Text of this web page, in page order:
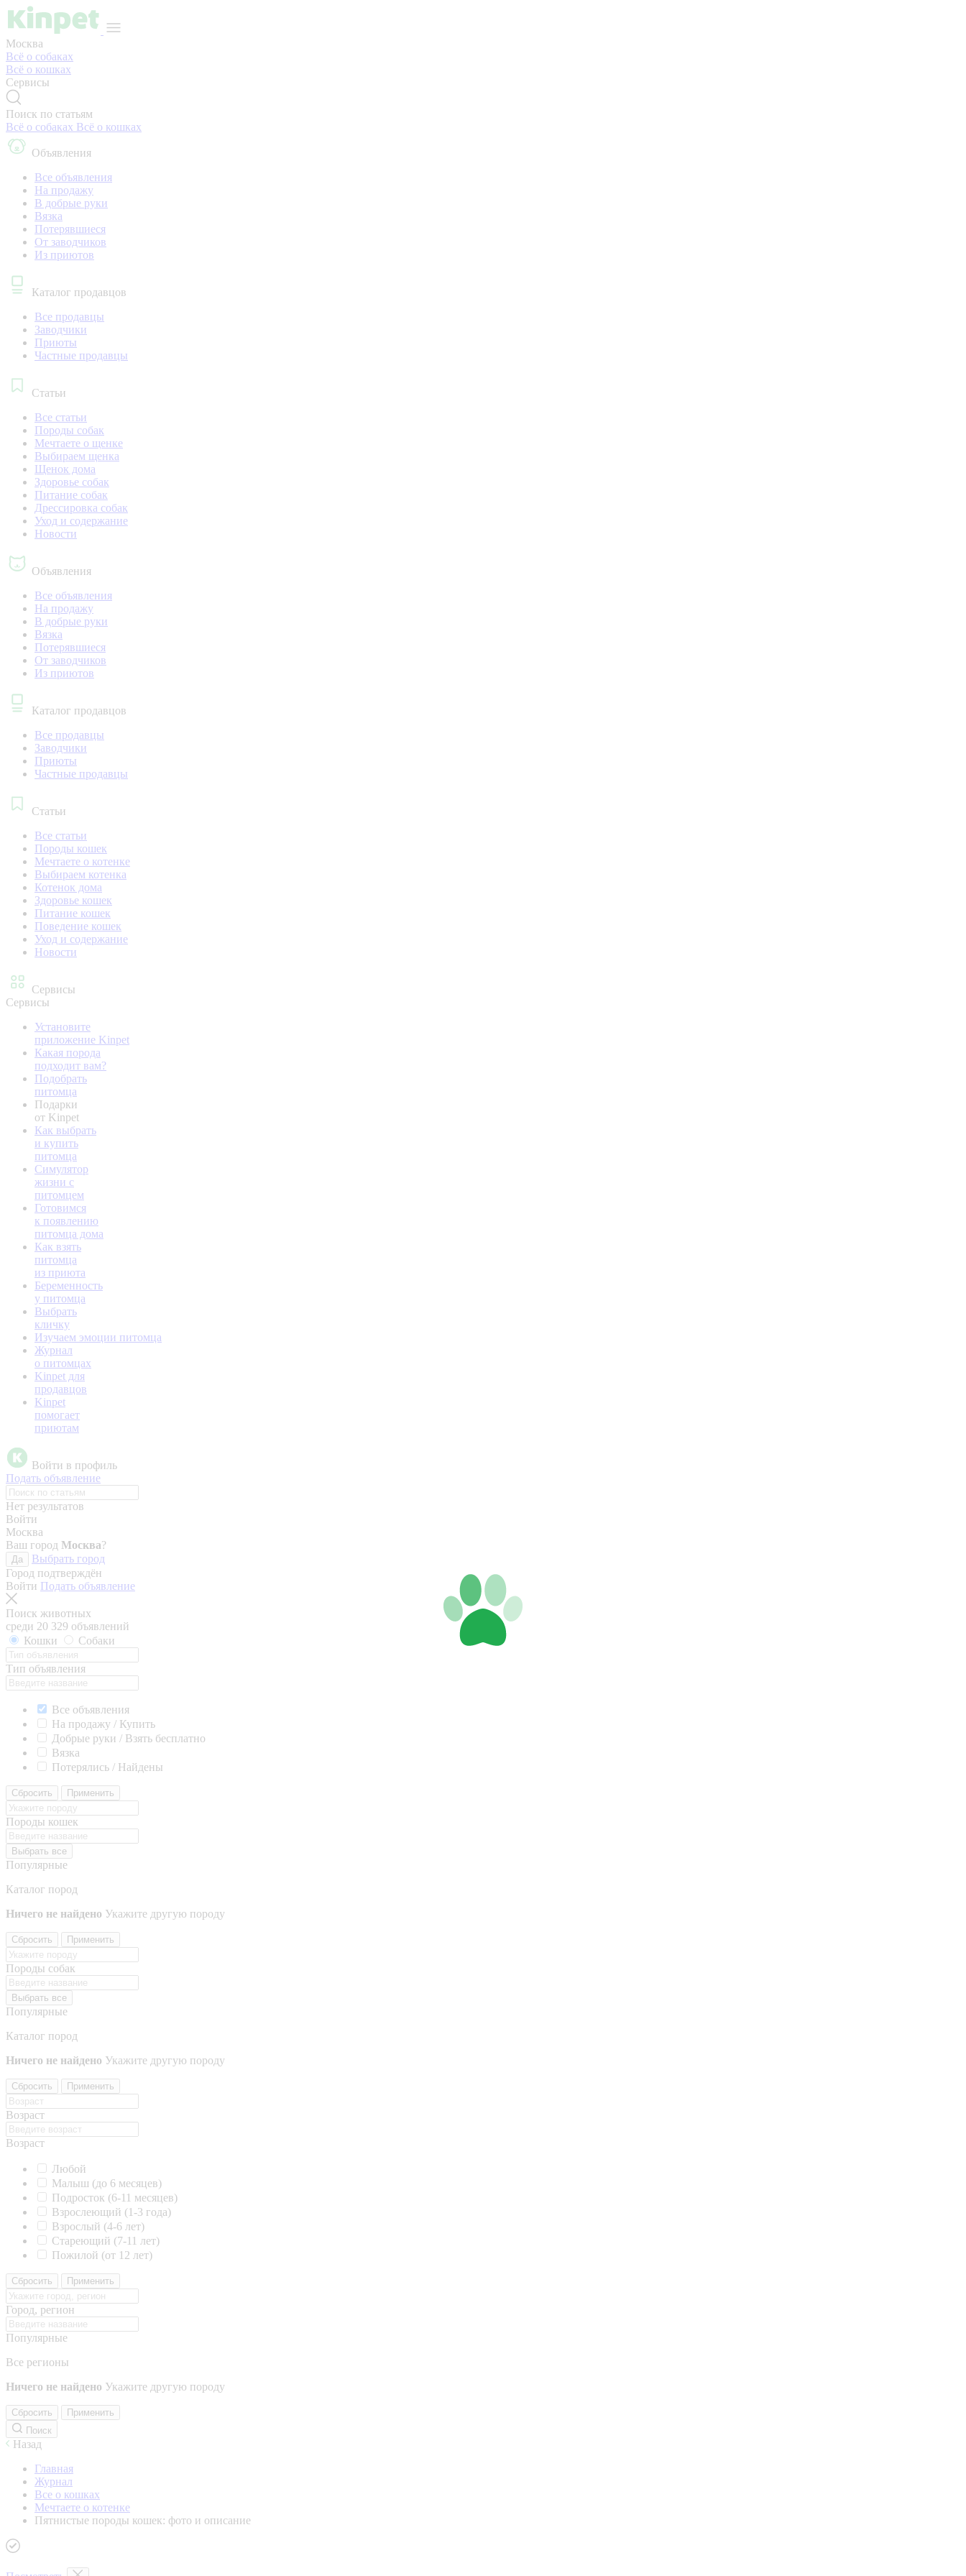
Москва
Всё о собаках
Всё о кошках
Сервисы
Поиск по статьям
Всё о собаках Всё о кошках
Объявления
Все объявления
На продажу
В добрые руки
Вязка
Потерявшиеся
От заводчиков
Из приютов
Каталог продавцов
Все продавцы
Заводчики
Приюты
Частные продавцы
Статьи
Все статьи
Породы собак
Мечтаете о щенке
Выбираем щенка
Щенок дома
Здоровье собак
Питание собак
Дрессировка собак
Уход и содержание
Новости
Объявления
Все объявления
На продажу
В добрые руки
Вязка
Потерявшиеся
От заводчиков
Из приютов
Каталог продавцов
Все продавцы
Заводчики
Приюты
Частные продавцы
Статьи
Все статьи
Породы кошек
Мечтаете о котенке
Выбираем котенка
Котенок дома
Здоровье кошек
Питание кошек
Поведение кошек
Уход и содержание
Новости
Сервисы
Сервисы
Установите
приложение Kinpet
Какая порода
подходит вам?
Подобрать
питомца
Подарки
от Kinpet
Как выбрать
и купить
питомца
Симулятор
жизни с
питомцем
Готовимся
к появлению
питомца дома
Как взять
питомца
из приюта
Беременность
у питомца
Выбрать
кличку
Изучаем эмоции питомца
Журнал
о питомцах
Kinpet для
продавцов
Kinpet
помогает
приютам
Войти в профиль
Подать объявление
Нет результатов
Войти
Москва
Ваш город Москва?
Да
Выбрать город
Город подтверждён
Войти Подать объявление
Поиск животных
среди 20 329 объявлений
Кошки
Собаки
Тип объявления
Все объявления
На продажу / Купить
Добрые руки / Взять бесплатно
Вязка
Потерялись / Найдены
Сбросить Применить
Породы кошек
Выбрать все
Популярные
Каталог пород
Ничего не найдено Укажите другую породу
Сбросить Применить
Породы собак
Выбрать все
Популярные
Каталог пород
Ничего не найдено Укажите другую породу
Сбросить Применить
Возраст
Возраст
Любой
Малыш (до 6 месяцев)
Подросток (6-11 месяцев)
Взрослеющий (1-3 года)
Взрослый (4-6 лет)
Стареющий (7-11 лет)
Пожилой (от 12 лет)
Сбросить Применить
Город, регион
Популярные
Все регионы
Ничего не найдено Укажите другую породу
Сбросить
Применить
Поиск
Назад
Главная
Журнал
Все о кошках
Мечтаете о котенке
Пятнистые породы кошек: фото и описание